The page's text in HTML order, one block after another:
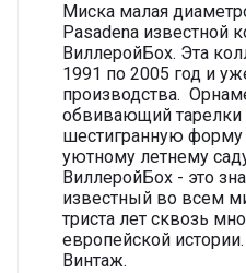
Миска малая
Pasadena известной
ВиллеройБох. Эта
1991 по 2005 год и
производства.
обвивающий тарелки
шестигранную форму
уютному летнему
ВиллеройБох - это
известный во всем
триста лет сквозь
европейской истории.
Винтаж.